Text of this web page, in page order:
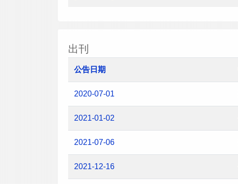
出刊
公告日期
2020-07-01
2021-01-02
2021-07-06
2021-12-16